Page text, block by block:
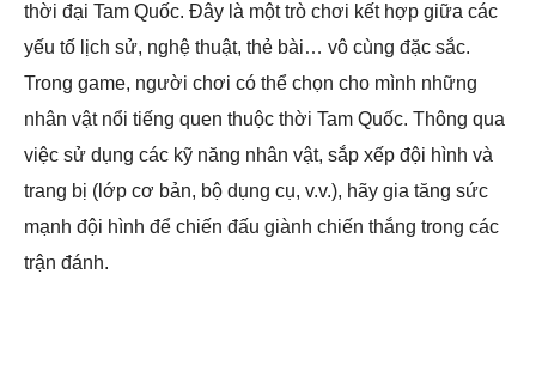
thời đại Tam Quốc. Đây là một trò chơi kết hợp giữa các
yếu tố lịch sử, nghệ thuật, thẻ bài… vô cùng đặc sắc.
Trong game, người chơi có thể chọn cho mình những
nhân vật nổi tiếng quen thuộc thời Tam Quốc. Thông qua
việc sử dụng các kỹ năng nhân vật, sắp xếp đội hình và
trang bị (lớp cơ bản, bộ dụng cụ, v.v.), hãy gia tăng sức
mạnh đội hình để chiến đấu giành chiến thắng trong các
trận đánh.